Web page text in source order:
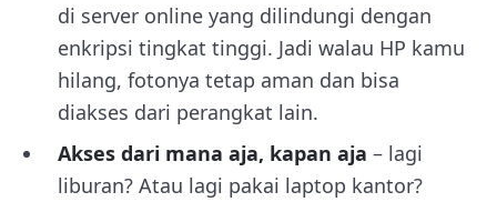
di server online yang dilindungi dengan
enkripsi tingkat tinggi. Jadi walau HP kamu
hilang, fotonya tetap aman dan bisa
diakses dari perangkat lain.
Akses dari mana aja, kapan aja – lagi
liburan? Atau lagi pakai laptop kantor?